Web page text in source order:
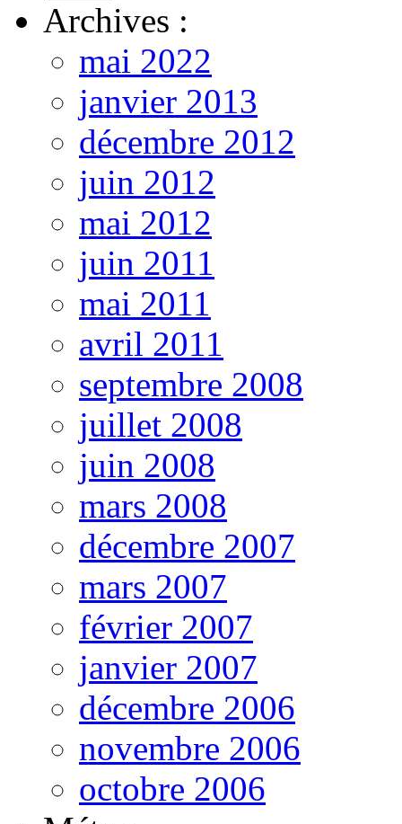
Archives :
mai 2022
janvier 2013
décembre 2012
juin 2012
mai 2012
juin 2011
mai 2011
avril 2011
septembre 2008
juillet 2008
juin 2008
mars 2008
décembre 2007
mars 2007
février 2007
janvier 2007
décembre 2006
novembre 2006
octobre 2006